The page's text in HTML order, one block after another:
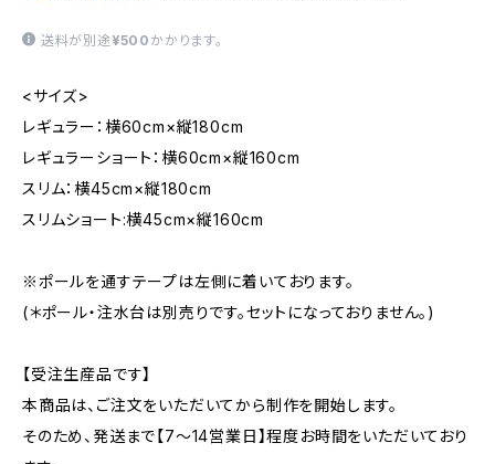
送料が別途 ¥500 かかります。
<サイズ>
レギュラー：横60cm×縦180cm
レギュラーショート：横60cm×縦160cm
スリム：横45cm×縦180cm
スリムショート:横45cm×縦160cm
※ポールを通すテープは左側に着いております。
(＊ポール・注水台は別売りです。セットになっておりません。)
【受注生産品です】
本商品は、ご注文をいただいてから制作を開始します。
そのため、発送まで【7〜14営業日】程度お時間をいただいており